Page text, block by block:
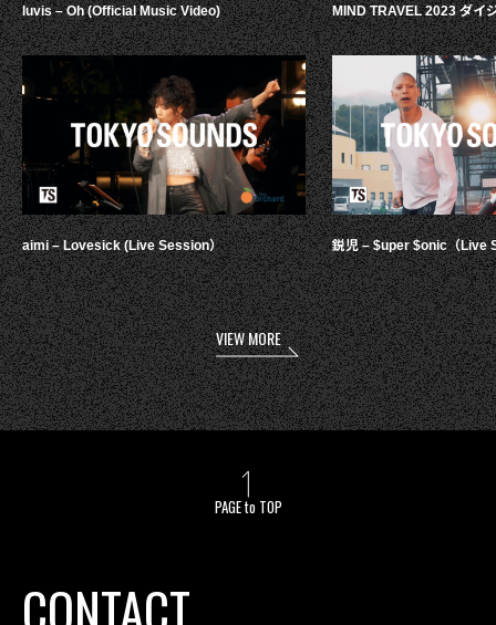
luvis – Oh (Official Music Video)
aimi – Lovesick (Live Session）
MIND TRAVEL 2023 ダイ
鋭児 – $uper $onic（Live
VIEW MORE
PAGE to TOP
CONTACT